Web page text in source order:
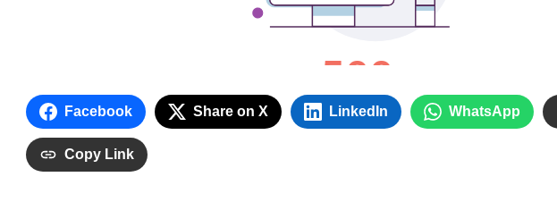
Facebook Share on X LinkedIn WhatsApp
Copy Link